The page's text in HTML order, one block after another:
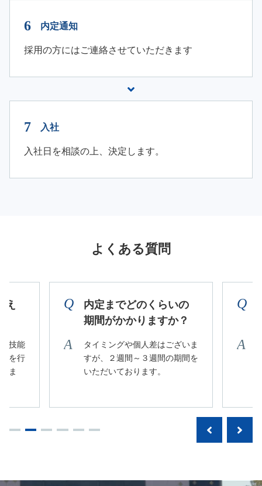
内定通知
採用の方にはご連絡させていただきます
入社
入社日を相談の上、決定します。
よくある質問
え
技能
を行
ま
内定までどのくらいの
期間がかかりますか？
タイミングや個人差はございま
すが、２週間～３週間の期間を
いただいております。